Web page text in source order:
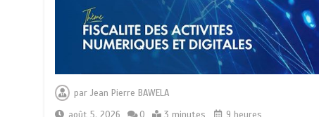
parJean Pierre BAWELA